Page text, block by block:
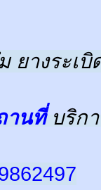
ยางระเบิ
านที่ บริก